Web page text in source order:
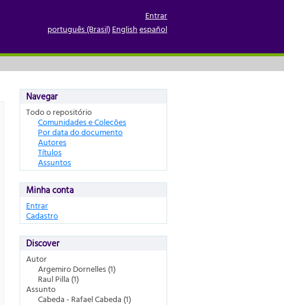
Entrar
português (Brasil)Englishespañol
Navegar
Todo o repositório
Comunidades e Coleções
Por data do documento
Autores
Títulos
Assuntos
Minha conta
Entrar
Cadastro
Discover
Autor
Argemiro Dornelles (1)
Raul Pilla (1)
Assunto
Cabeda - Rafael Cabeda (1)